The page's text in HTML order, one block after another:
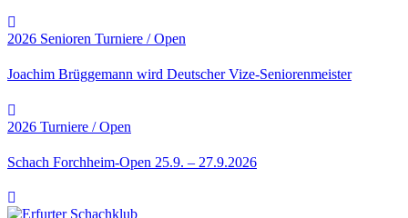
2026 Senioren Turniere / Open
Joachim Brüggemann wird Deutscher Vize-Seniorenmeister
2026 Turniere / Open
Schach Forchheim-Open 25.9. – 27.9.2026